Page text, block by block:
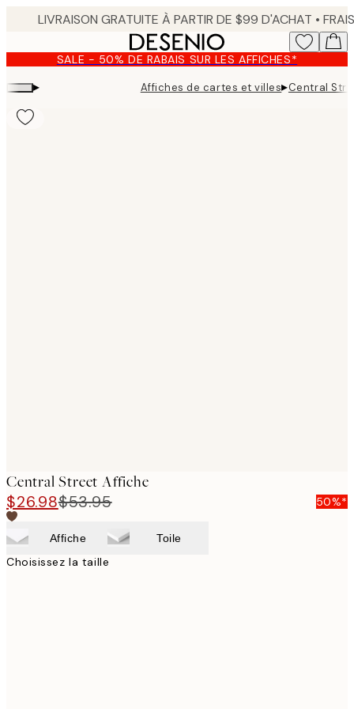
content.SALE - 50% DE RABAIS SUR LES AFFICHES*
▸ Affiches de cartes et villes▸Central
Central Street Affiche
$26.98$53.95 50%*
Affiche Toile
Choisissez la taille